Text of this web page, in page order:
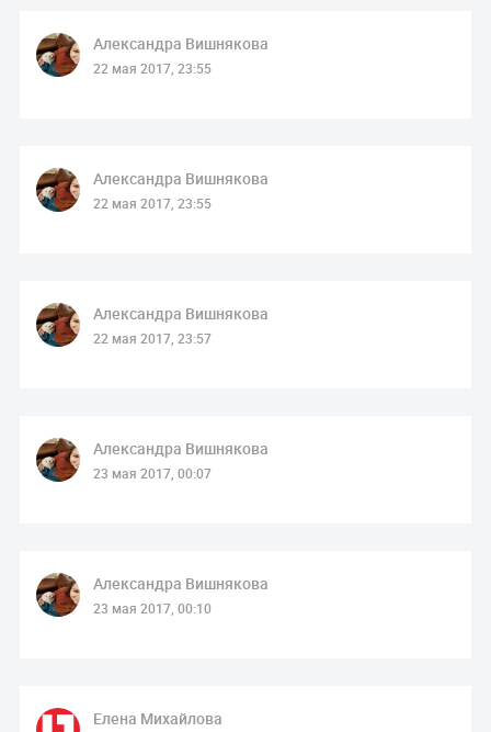
Александра Вишнякова
22 мая 2017, 23:55
Александра Вишнякова
22 мая 2017, 23:55
Александра Вишнякова
22 мая 2017, 23:57
Александра Вишнякова
23 мая 2017, 00:07
Александра Вишнякова
23 мая 2017, 00:10
Елена Михайлова